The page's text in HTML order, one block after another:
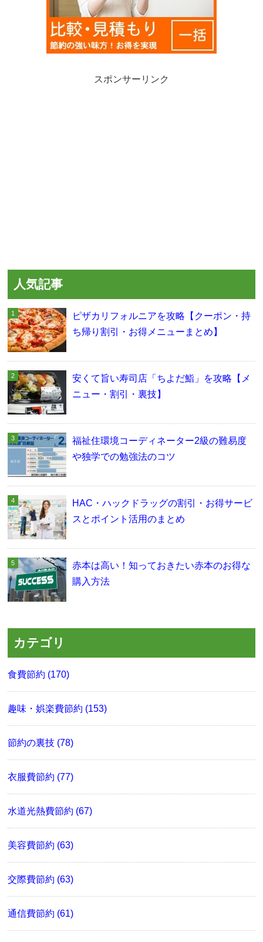
スポンサーリンク
人気記事
ピザカリフォルニアを攻略【クーポン・持
ち帰り割引・お得メニューまとめ】
安くて旨い寿司店「ちよだ鮨」を攻略【メ
ニュー・割引・裏技】
福祉住環境コーディネーター2級の難易度
や独学での勉強法のコツ
HAC・ハックドラッグの割引・お得サービ
スとポイント活用のまとめ
赤本は高い！知っておきたい赤本のお得な
購入方法
カテゴリ
食費節約 (170)
趣味・娯楽費節約 (153)
節約の裏技 (78)
衣服費節約 (77)
水道光熱費節約 (67)
美容費節約 (63)
交際費節約 (63)
通信費節約 (61)